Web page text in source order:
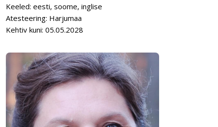
Keeled: eesti, soome, inglise
Atesteering: Harjumaa
Kehtiv kuni: 05.05.2028